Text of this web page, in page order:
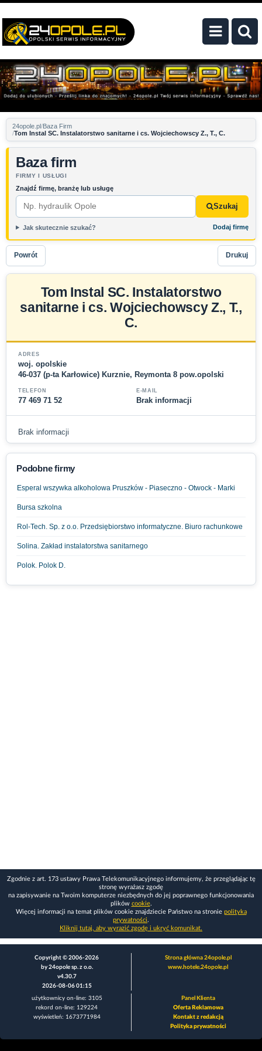
24opole.pl Baza Firm
Tom Instal SC. Instalatorstwo sanitarne i cs. Wojciechowscy Z., T., C.
Baza firm
FIRMY I USŁUGI
Znajdź firmę, branżę lub usługę
Szukaj
Jak skutecznie szukać? Dodaj firmę
Powrót Drukuj
Tom Instal SC. Instalatorstwo
sanitarne i cs. Wojciechowscy Z., T.,
C.
ADRES
woj. opolskie
46-037 (p-ta Karłowice) Kurznie, Reymonta 8 pow.opolski
TELEFON
77 469 71 52
E-MAIL
Brak informacji
Brak informacji
Podobne firmy
Esperal wszywka alkoholowa Pruszków - Piaseczno - Otwock - Marki
Bursa szkolna
Rol-Tech. Sp. z o.o. Przedsiębiorstwo informatyczne. Biuro rachunkowe
Solina. Zakład instalatorstwa sanitarnego
Polok. Polok D.
Zgodnie z art. 173 ustawy Prawa Telekomunikacyjnego informujemy, że przeglądając tę
stronę wyrażasz zgodę
na zapisywanie na Twoim komputerze niezbędnych do jej poprawnego funkcjonowania
plików cookie.
Więcej informacji na temat plików cookie znajdziecie Państwo na stronie polityka
prywatności.
Kliknij tutaj, aby wyrazić zgodę i ukryć komunikat.
Copyright © 2006-2026
by 24opole sp. z o.o.
v4.30.7
2026-08-06 01:15
Strona główna 24opole.pl
www.hotele.24opole.pl
użytkownicy on-line: 3105
rekord on-line: 129224
wyświetleń: 1673771984
Panel Klienta
Oferta Reklamowa
Kontakt z redakcją
Polityka prywatności